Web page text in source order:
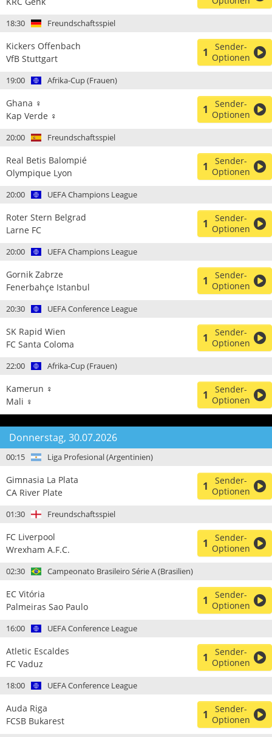
18:30 Freundschaftsspiel
Kickers Offenbach
VfB Stuttgart
1
Sender-
Optionen
19:00 Afrika-Cup (Frauen)
Ghana ♀
Kap Verde ♀
1
Sender-
Optionen
20:00 Freundschaftsspiel
Real Betis Balompié
Olympique Lyon
1
Sender-
Optionen
20:00 UEFA Champions League
Roter Stern Belgrad
Larne FC
1
Sender-
Optionen
20:00 UEFA Champions League
Gornik Zabrze
Fenerbahçe Istanbul
1
Sender-
Optionen
20:30 UEFA Conference League
SK Rapid Wien
FC Santa Coloma
1
Sender-
Optionen
22:00 Afrika-Cup (Frauen)
Kamerun ♀
Mali ♀
1
Sender-
Optionen
Donnerstag, 30.07.2026
00:15 Liga Profesional (Argentinien)
Gimnasia La Plata
CA River Plate
1
Sender-
Optionen
01:30 Freundschaftsspiel
FC Liverpool
Wrexham A.F.C.
1
Sender-
Optionen
02:30 Campeonato Brasileiro Série A (Brasilien)
EC Vitória
Palmeiras Sao Paulo
1
Sender-
Optionen
16:00 UEFA Conference League
Atletic Escaldes
FC Vaduz
1
Sender-
Optionen
18:00 UEFA Conference League
Auda Riga
FCSB Bukarest
1
Sender-
Optionen